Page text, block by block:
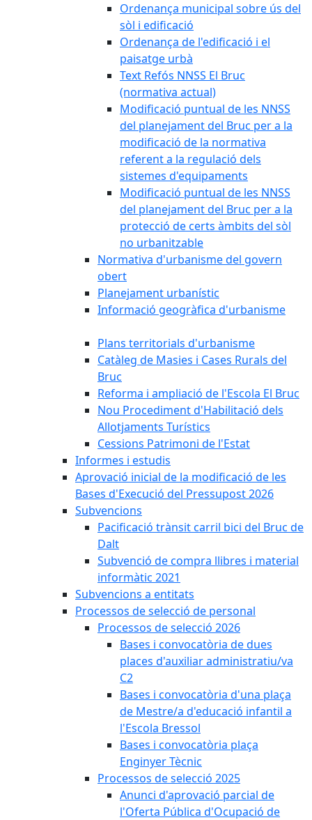
Ordenança municipal sobre ús del
sòl i edificació
Ordenança de l'edificació i el
paisatge urbà
Text Refós NNSS El Bruc
(normativa actual)
Modificació puntual de les NNSS
del planejament del Bruc per a la
modificació de la normativa
referent a la regulació dels
sistemes d'equipaments
Modificació puntual de les NNSS
del planejament del Bruc per a la
protecció de certs àmbits del sòl
no urbanitzable
Normativa d'urbanisme del govern
obert
Planejament urbanístic
Informació geogràfica d'urbanisme
Plans territorials d'urbanisme
Catàleg de Masies i Cases Rurals del
Bruc
Reforma i ampliació de l'Escola El Bruc
Nou Procediment d'Habilitació dels
Allotjaments Turístics
Cessions Patrimoni de l'Estat
Informes i estudis
Aprovació inicial de la modificació de les
Bases d'Execució del Pressupost 2026
Subvencions
Pacificació trànsit carril bici del Bruc de
Dalt
Subvenció de compra llibres i material
informàtic 2021
Subvencions a entitats
Processos de selecció de personal
Processos de selecció 2026
Bases i convocatòria de dues
places d'auxiliar administratiu/va
C2
Bases i convocatòria d'una plaça
de Mestre/a d'educació infantil a
l'Escola Bressol
Bases i convocatòria plaça
Enginyer Tècnic
Processos de selecció 2025
Anunci d'aprovació parcial de
l'Oferta Pública d'Ocupació de